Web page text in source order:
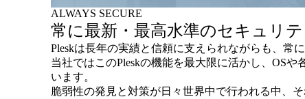
ALWAYS SECURE
常に最新・最高水準のセキュリ
Pleskは長年の実績と信頼に支えられながらも、常
当社ではこのPleskの機能を最大限に活かし、OS
います。
脆弱性の発見と対策が日々世界中で行われる中、